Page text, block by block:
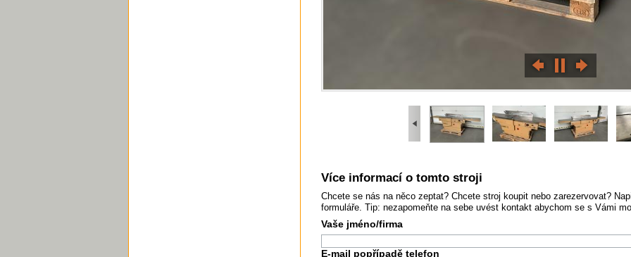
Více informací o tomto stroji
Chcete se nás na něco zeptat? Chcete stroj koupit nebo zarezervovat?
formuláře. Tip: nezapomeňte na sebe uvést kontakt abychom se s Vámi
Vaše jméno/firma
E-mail popřípadě telefon